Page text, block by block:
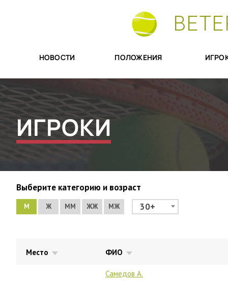
НОВОСТИ ПОЛОЖЕНИЯ
ИГРОКИ
Выберите категорию и возраст
М Ж ММ ЖЖ МЖ 30+
Место ФИО
Самедов А.